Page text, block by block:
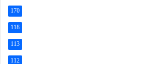
170
118
113
112